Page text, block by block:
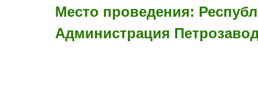
Место проведения:
Администрация